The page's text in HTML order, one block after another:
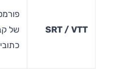
SRT / VTT
פורמטים
של קבצי
כתוביות.